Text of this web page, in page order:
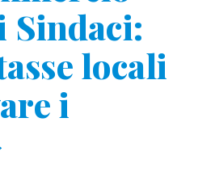
Sindaci:
locali
i